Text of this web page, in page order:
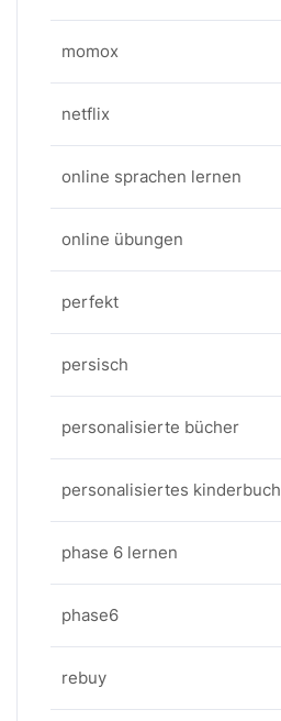
momox
netflix
online sprachen lernen
online übungen
perfekt
persisch
personalisierte bücher
personalisiertes kinderbuch
phase 6 lernen
phase6
rebuy